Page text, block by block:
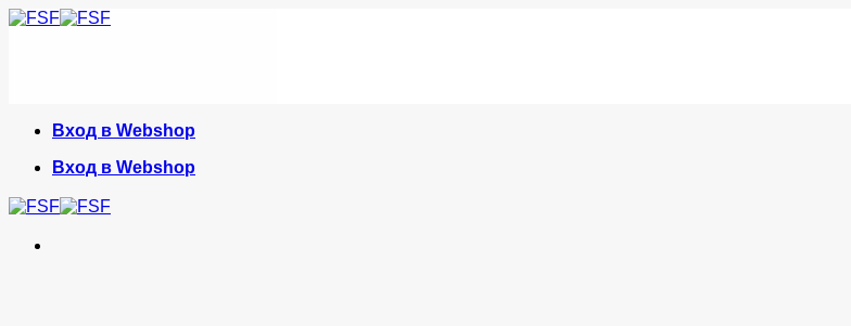
Skip
Вход в Webshop
Вход в Webshop